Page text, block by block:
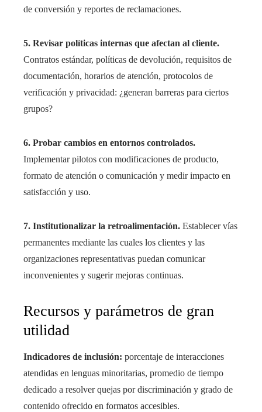
de conversión y reportes de reclamaciones.
5. Revisar políticas internas que afectan al cliente.
Contratos estándar, políticas de devolución, requisitos de
documentación, horarios de atención, protocolos de
verificación y privacidad: ¿generan barreras para ciertos
grupos?
6. Probar cambios en entornos controlados.
Implementar pilotos con modificaciones de producto,
formato de atención o comunicación y medir impacto en
satisfacción y uso.
7. Institutionalizar la retroalimentación. Establecer vías
permanentes mediante las cuales los clientes y las
organizaciones representativas puedan comunicar
inconvenientes y sugerir mejoras continuas.
Recursos y parámetros de gran
utilidad
Indicadores de inclusión: porcentaje de interacciones
atendidas en lenguas minoritarias, promedio de tiempo
dedicado a resolver quejas por discriminación y grado de
contenido ofrecido en formatos accesibles.